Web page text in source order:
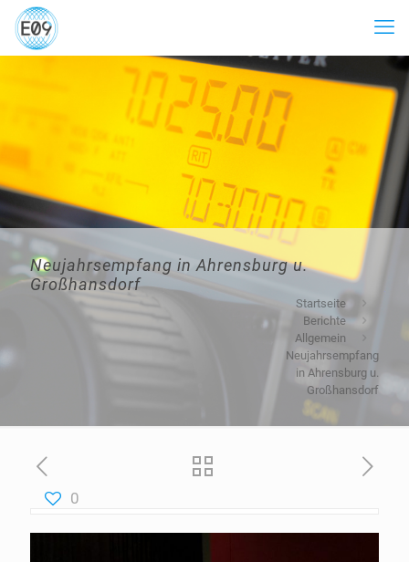
Neujahrsempfang in Ahrensburg u.
Großhansdorf
Startseite
Berichte
Allgemein
Neujahrsempfang
in Ahrensburg u.
Großhansdorf
0